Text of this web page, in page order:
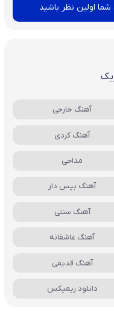
اولین نظر باشید
آهنگ خارجی
آهنگ کردی
مداحی
آهنگ بیس دار
آهنگ سنتی
آهنگ عاشقانه
آهنگ قدیمی
دانلود ریمیکس